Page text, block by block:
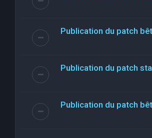
Publication du patch
Publication du patch
Publication du patch